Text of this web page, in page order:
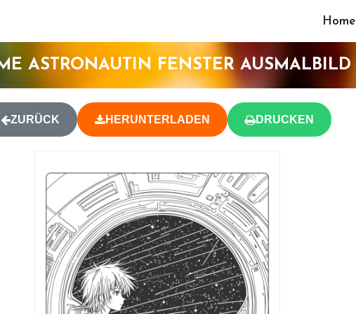
Home
ASTRONAUTIN FENSTER AUSMALBILD
ZURÜCK HERUNTERLADEN DRUCKEN